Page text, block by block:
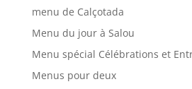
menu de Calçotada
Menu du jour à Salou
Menu spécial Célébrations et
Menus pour deux